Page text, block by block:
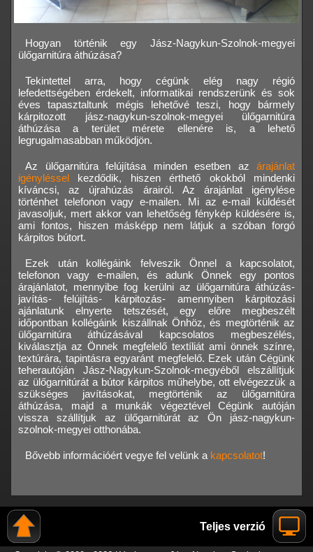
Hogyan történik egy Jász-Nagykun-Szolnok-megyei
ülőgarnitúra áthúzása?
Tekintettel arra, hogy cégünk elég nagy régió
lefedettségében érdekelt, informatikai rendszerünk és sok
éves tapasztaltunk mégis lehetővé teszi, hogy bármely
kárpitozott jász-nagykun-szolnok-megyei ülőgarnitúra
áthúzása a terület mérete ellenére is, a lehető
legrugalmasabban működjön.
Az ülőgarnitúra felújítása minden esetben az árajánlat
igényléssel kezdődik, hiszen érthető okokból mindenki
kíváncsi, az újrahúzás árairól. Az árajánlat igénylése
történhet telefonon vagy e-mailen. Mi az e-mail küldését
javasoljuk, mert akkor van lehetőség fénykép küldésére is,
ami fontos, hiszen másképp nem látjuk a szóban forgó
kárpitos bútort.
Ezek után kollégáink felveszik Önnel a kapcsolatot,
telefonon vagy e-mailen, és adunk Önnek egy pontos
árajánlatot, mennyibe fog kerülni az ülőgarnitúra áthúzás-
javítás- felújítás- kárpitozás- amennyiben kárpitozási
ajánlatunk elnyerte tetszését, egy előre megbeszélt
időpontban kollégáink kiszállnak Önhöz, és megtörténik az
ülőgarnitúra áthúzásával kapcsolatos megbeszélés,
kiválasztja az Önnek megfelelő textíliát ami önnek színre,
textúrára, tapintásra egyaránt megfelelő. Ezek után Cégünk
teherautóján Jász-Nagykun-Szolnok-megyéből elszállítjuk
az ülőgarnitúrát a bútor kárpitos műhelybe, ott elvégezzük a
szükséges javításokat, megtörténik az ülőgarnitúra
áthúzása, majd a munkák végeztével Cégünk autóján
vissza szállítjuk az ülőgarnitúrát az Ön jász-nagykun-
szolnok-megyei otthonába.
Bővebb információért vegye fel velünk a kapcsolatot!
Teljes verzió